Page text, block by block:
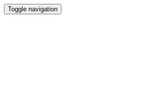
Toggle navigation